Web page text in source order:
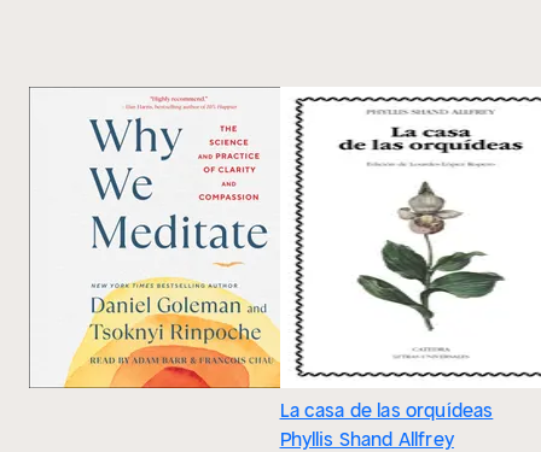
La casa de las orquídeas
Phyllis Shand Allfrey